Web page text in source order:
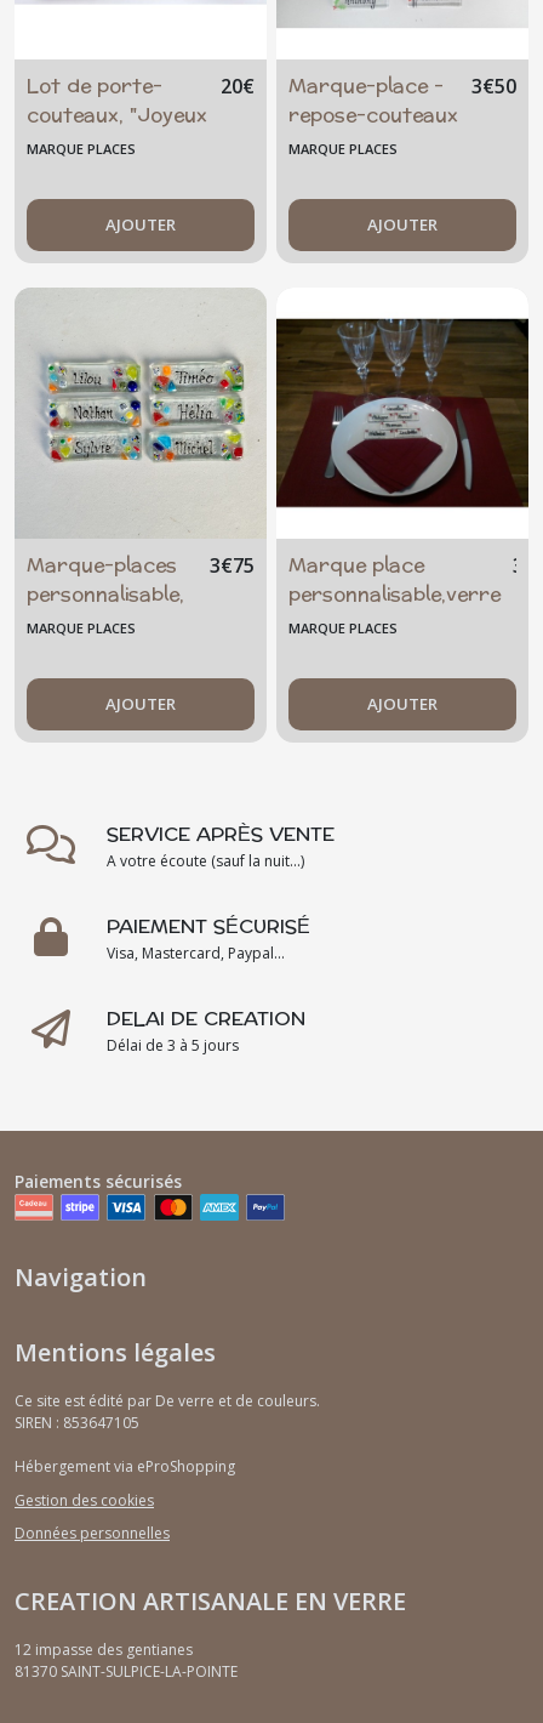
Lot de porte-
couteaux, "Joyeux
Noël" feuille de
20€
MARQUE PLACES
AJOUTER
Marque-place -
repose-couteaux
_ Noël /
3€50
MARQUE PLACES
AJOUTER
Marque-places
personnalisable,
prénom
3€75
MARQUE PLACES
AJOUTER
Marque place
personnalisable,verre
fusionné, prénom,
anniversaire, fête
3
MARQUE PLACES
AJOUTER
SERVICE APRÈS VENTE
A votre écoute (sauf la nuit...)
PAIEMENT SÉCURISÉ
Visa, Mastercard, Paypal...
DELAI DE CREATION
Délai de 3 à 5 jours
Paiements sécurisés
Navigation
Mentions légales
Ce site est édité par De verre et de couleurs.
SIREN : 853647105
Hébergement via eProShopping
Gestion des cookies
Données personnelles
CREATION ARTISANALE EN VERRE
12 impasse des gentianes
81370 SAINT-SULPICE-LA-POINTE